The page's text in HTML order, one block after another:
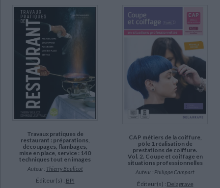
Travaux pratiques de
restaurant : préparations,
découpages, flambages,
mise en place, service : 140
techniques tout en images
Auteur : Thierry Boulicot
Éditeur(s) : BPI
CAP métiers de la coiffure,
pôle 1 réalisation de
prestations de coiffure.
Vol. 2. Coupe et coiffage en
situations professionnelles
Auteur : Philippe Campart
Éditeur(s) : Delagrave